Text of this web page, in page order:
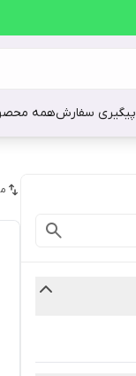
پیگیری سفارشهمه